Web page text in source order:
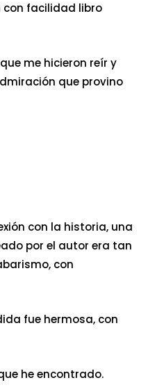
con facilidad libro
me hicieron reír y
que provino
con la historia, una
por el autor era tan
con
fue hermosa, con
he encontrado.